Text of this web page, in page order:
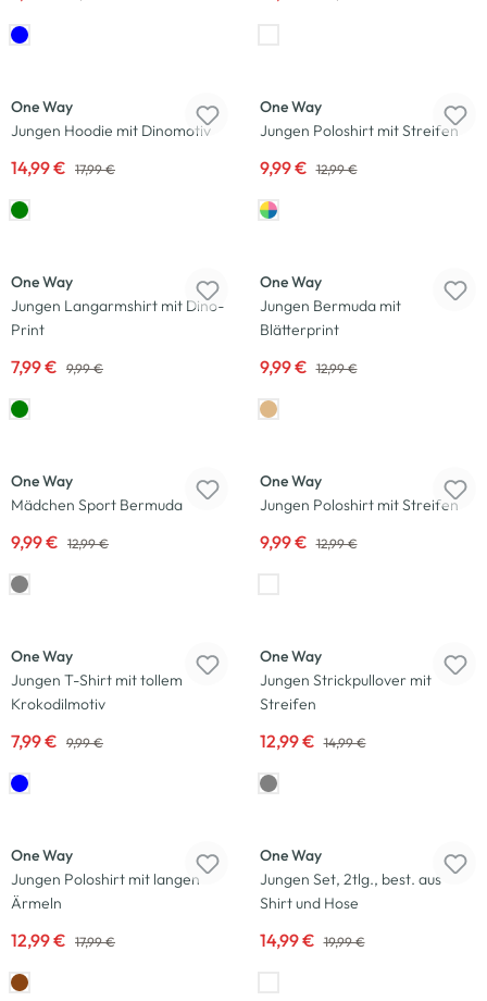
-17
One Way
Jungen Hoodie mit Dinomotiv
14,99 € 17,99 €
One Way
Jungen Poloshirt mit Streifen
9,99 € 12,99 €
-20
One Way
Jungen Langarmshirt mit Dino-
Print
7,99 € 9,99 €
One Way
Jungen Bermuda mit
Blätterprint
9,99 € 12,99 €
One Way
Mädchen Sport Bermuda
9,99 € 12,99 €
One Way
Jungen Poloshirt mit Streifen
9,99 € 12,99 €
One Way
Jungen T-Shirt mit tollem
Krokodilmotiv
7,99 € 9,99 €
One Way
Jungen Strickpullover mit
Streifen
12,99 € 14,99 €
One Way
Jungen Poloshirt mit langen
Ärmeln
12,99 € 17,99 €
One Way
Jungen Set, 2tlg., best. aus
Shirt und Hose
14,99 € 19,99 €